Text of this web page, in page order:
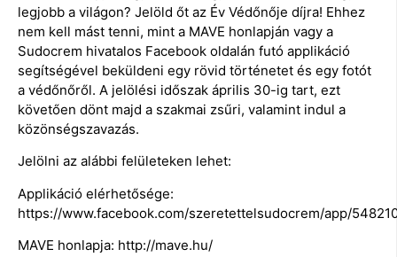
legjobb a világon? Jelöld őt az Év Védőnője díjra! Ehhez
nem kell mást tenni, mint a MAVE honlapján vagy a
Sudocrem hivatalos Facebook oldalán futó applikáció
segítségével beküldeni egy rövid történetet és egy fotót
a védőnőről. A jelölési időszak április 30-ig tart, ezt
követően dönt majd a szakmai zsűri, valamint indul a
közönségszavazás.
Jelölni az alábbi felületeken lehet:
Applikáció elérhetősége:
https://www.facebook.com/szeretettelsudocrem/app/
MAVE honlapja: http://mave.hu/